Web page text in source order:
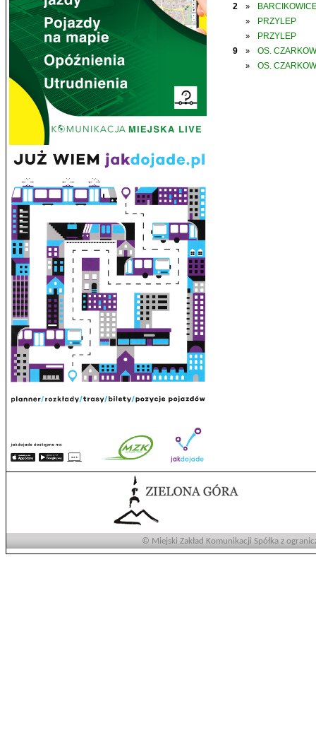
2
»
» PRZYLEP
»
PRZYLEP
9
» OS.
» OS.
© Miejski Zakład Komunikacji Spółka z